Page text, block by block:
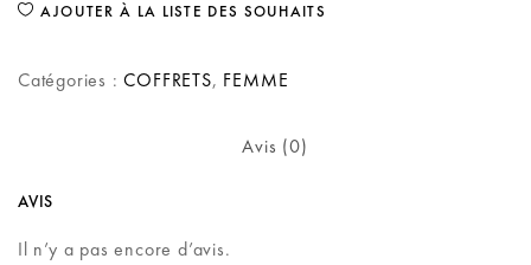
AJOUTER À LA LISTE DES SOUHAITS
Catégories :COFFRETS, FEMME
Avis (0)
AVIS
Il n’y a pas encore d’avis.